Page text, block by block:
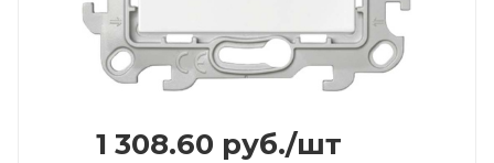
1 308.60 руб./шт